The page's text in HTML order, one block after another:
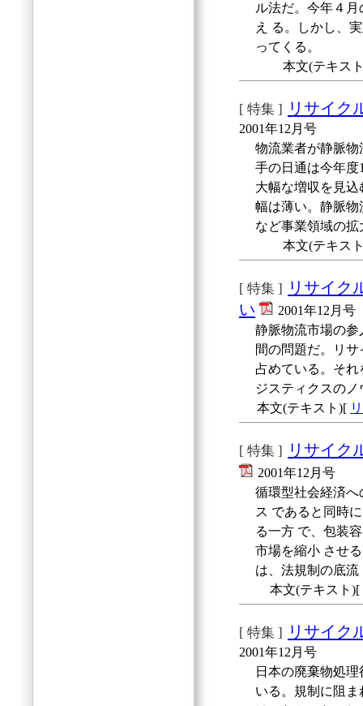
ル法だ。今年４
え る。しかし、
ってくる。
本文(テキス
[ 特集 ] リサイク
2001年12月号
物流業者が静脈
手の日通は今年度
大幅な増収を見
幅は薄い。静脈
など事業領域の
本文(テキス
[ 特集 ]
リサイク
い
2001年12月号
静脈物流市場の
間の問題だ。リ
占めている。そ
ジスティクスの
本文(テキスト)[
[ 特集 ] リサイク
2001年12月号
循環型社会経済
ス であると同時
る一方 で、包装
市場を縮小 させ
は、法規制の底
本文(テキスト)[
[ 特集 ] リサイク
2001年12月号
日本の廃棄物処
いる。規制に阻